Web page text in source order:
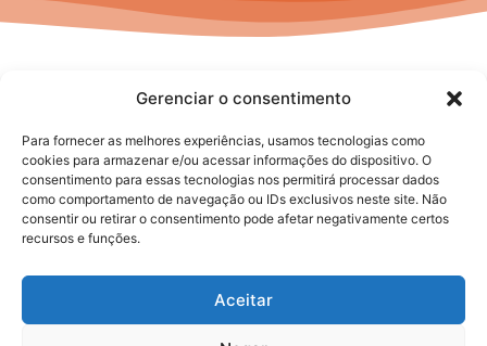
Gerenciar o consentimento
Para fornecer as melhores experiências, usamos tecnologias como
cookies para armazenar e/ou acessar informações do dispositivo. O
consentimento para essas tecnologias nos permitirá processar dados
como comportamento de navegação ou IDs exclusivos neste site. Não
consentir ou retirar o consentimento pode afetar negativamente certos
recursos e funções.
Aceitar
No posts to display